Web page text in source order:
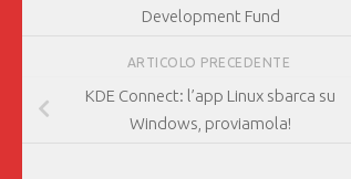
Development Fund
ARTICOLO PRECEDENTE
KDE Connect: l’app Linux sbarca su
Windows, proviamola!